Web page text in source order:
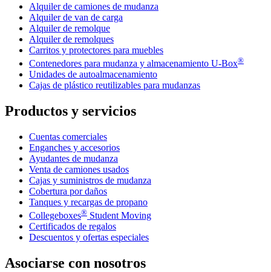
Alquiler de camiones de mudanza
Alquiler de van de carga
Alquiler de remolque
Alquiler de remolques
Carritos y protectores para muebles
Contenedores para mudanza y almacenamiento U-Box®
Unidades de autoalmacenamiento
Cajas de plástico reutilizables para mudanzas
Productos y servicios
Cuentas comerciales
Enganches y accesorios
Ayudantes de mudanza
Venta de camiones usados
Cajas y suministros de mudanza
Cobertura por daños
Tanques y recargas de propano
Collegeboxes® Student Moving
Certificados de regalos
Descuentos y ofertas especiales
Asociarse con nosotros